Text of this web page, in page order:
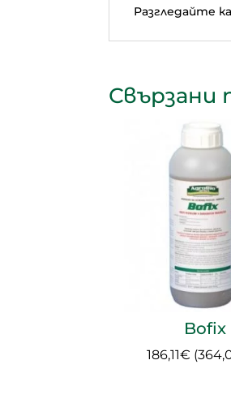
Разгледайте
Свързани
Bofix
186,11€ (